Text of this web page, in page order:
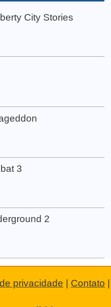
City Stories
3
2
privacidade Contato